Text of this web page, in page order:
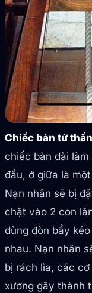
Chiếc bàn tử
chiếc bàn dài
đầu, ở giữa là
Nạn nhân sẽ bị
chặt vào 2 con
dùng đòn bẩy
nhau. Nạn nhân
bị rách lìa, các
xương gãy thành